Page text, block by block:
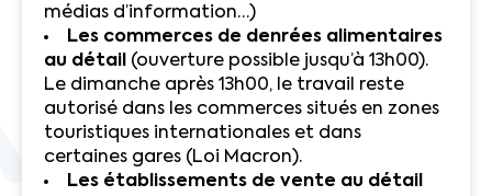
médias d’information…)
Les commerces de denrées alimentaires
au détail (ouverture possible jusqu’à 13h00).
Le dimanche après 13h00, le travail reste
autorisé dans les commerces situés en zones
touristiques internationales et dans
certaines gares (Loi Macron).
Les établissements de vente au détail